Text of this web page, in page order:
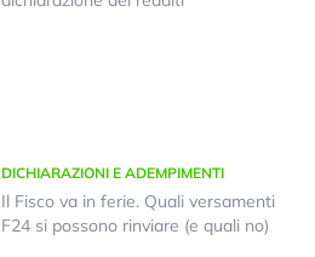
DICHIARAZIONI E ADEMPIMENTI
Il Fisco va in ferie. Quali versamenti
F24 si possono rinviare (e quali no)